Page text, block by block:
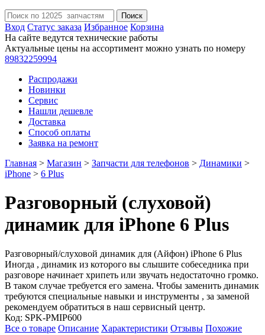
Поиск
Вход Статус заказа Избранное Корзина
На сайте ведутся технические работы
Актуальные цены на ассортимент можно узнать по номеру
89832259994
Распродажи
Новинки
Сервис
Нашли дешевле
Доставка
Способ оплаты
Заявка на ремонт
Главная > Магазин > Запчасти для телефонов > Динамики >
iPhone > 6 Plus
Разговорный (слуховой)
динамик для iPhone 6 Plus
Разговорный/слуховой динамик для (Айфон) iPhone 6 Plus
Иногда , динамик из которого вы слышите собеседника при
разговоре начинает хрипеть или звучать недостаточно громко.
В таком случае требуется его замена. Чтобы заменить динамик
требуются специальные навыки и инструменты , за заменой
рекомендуем обратиться в наш сервисный центр.
Код: SPK-PMIP600
Все о товаре Описание Характеристики Отзывы Похожие